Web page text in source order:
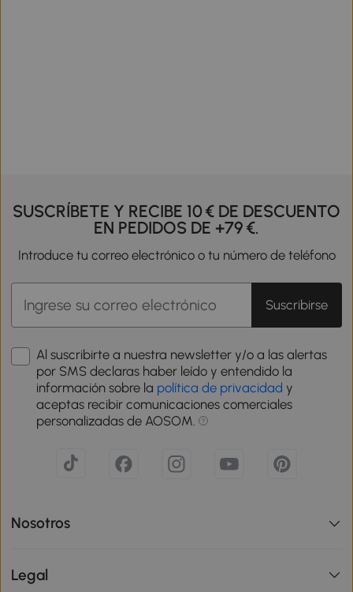
SUSCRÍBETE Y RECIBE 10 € DE DESCUENTO
EN PEDIDOS DE +79 €.
Introduce tu correo electrónico o tu número de teléfono
Suscribirse
Al suscribirte a nuestra newsletter y/o a las alertas
por SMS declaras haber leído y entendido la
información sobre la política de privacidad y
aceptas recibir comunicaciones comerciales
personalizadas de AOSOM.
Nosotros
Legal